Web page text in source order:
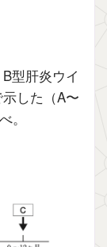
型肝炎ウイ
した（A〜
。